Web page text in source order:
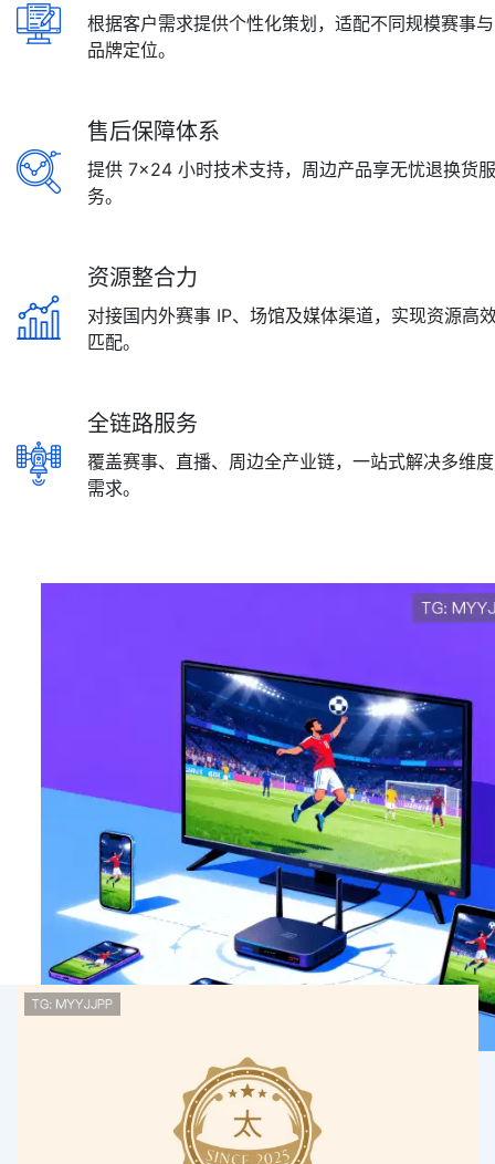
根据客户需求提供个性化策划，适配不同规模赛事与
品牌定位。
售后保障体系
提供 7×24 小时技术支持，周边产品享无忧退换货服
务。
资源整合力
对接国内外赛事 IP、场馆及媒体渠道，实现资源高
匹配。
全链路服务
覆盖赛事、直播、周边全产业链，一站式解决多维度
需求。